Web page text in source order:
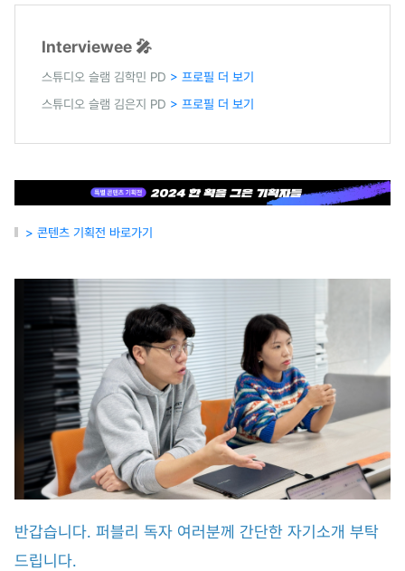
Interviewee 🎤
스튜디오 슬램 김학민 PD > 프로필 더 보기
스튜디오 슬램 김은지 PD > 프로필 더 보기
> 콘텐츠 기획전 바로가기
반갑습니다. 퍼블리 독자 여러분께 간단한 자기소개 부탁
드립니다.